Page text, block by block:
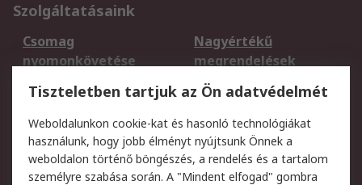
Szolgáltatásaink
Csomag
nyomonkövetése
Nagyértékű
megrendelések
Regisztráció
Szállítás
Termékvisszaküldés
Szolgáltatások
Jogi
Tiszteletben tartjuk az Ön adatvédelmét
Weboldalunkon cookie-kat és hasonló technológiákat
használunk, hogy jobb élményt nyújtsunk Önnek a
weboldalon történő böngészés, a rendelés és a tartalom
személyre szabása során. A "Mindent elfogad" gombra